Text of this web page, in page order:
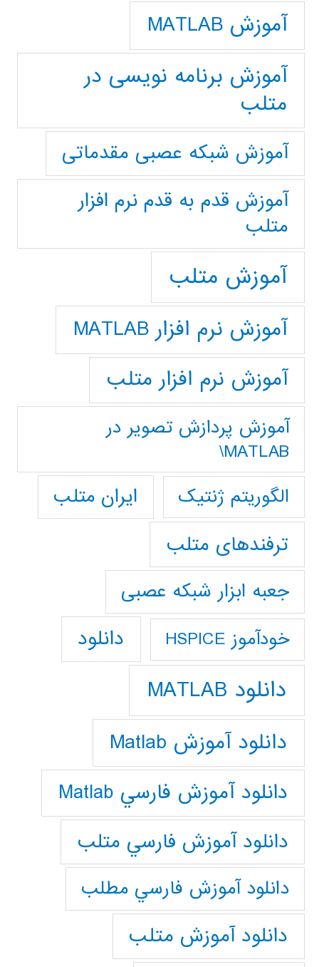
آموزش MATLAB
آموزش برنامه نویسی در
متلب
آموزش شبکه عصبی مقدماتی
آموزش قدم به قدم نرم افزار
متلب
آموزش متلب
آموزش نرم افزار MATLAB
آموزش نرم افزار متلب
آموزش پردازش تصوير در
MATLAB\
الگوریتم ژنتیک
ایران متلب
ترفندهای متلب
جعبه ابزار شبکه عصبی
خودآموز HSPICE دانلود
دانلود MATLAB
دانلود آموزش Matlab
دانلود آموزش فارسي Matlab
دانلود آموزش فارسي متلب
دانلود آموزش فارسي مطلب
دانلود آموزش متلب